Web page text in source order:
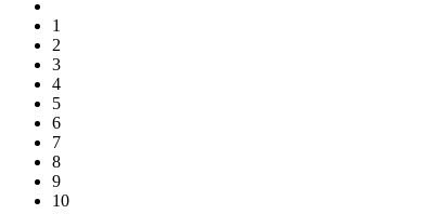
1
2
3
4
5
6
7
8
9
10